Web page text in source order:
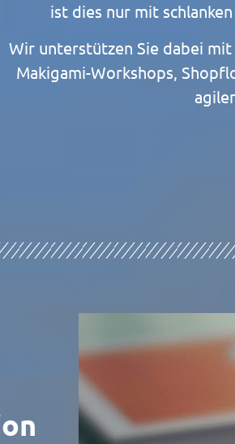
ist dies nur mit
Wir unterstützen Sie dabei mit
Makigami-Workshops,